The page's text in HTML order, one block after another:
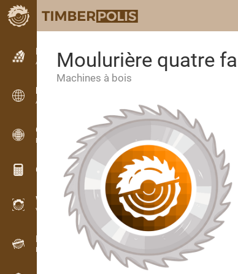
Petites annonces
Annonces texte
Petites annonces
Annonces internationales
OPTI-TIMB
Plans de débit
Calculateurs pour le bois
WoodProfi
Volume de bois avec IA
Enregistreur
Inventaire du bois sur le terrain
Moulurière quatre
Machines à bois